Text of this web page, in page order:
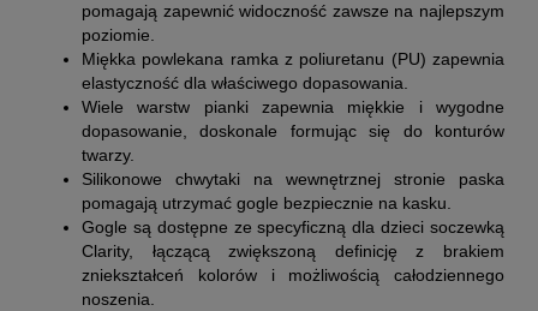
pomagają zapewnić widoczność zawsze na najlepszym
poziomie.
Miękka powlekana ramka z poliuretanu (PU) zapewnia
elastyczność dla właściwego dopasowania.
Wiele warstw pianki zapewnia miękkie i wygodne
dopasowanie, doskonale formując się do konturów
twarzy.
Silikonowe chwytaki na wewnętrznej stronie paska
pomagają utrzymać gogle bezpiecznie na kasku.
Gogle są dostępne ze specyficzną dla dzieci soczewką
Clarity, łączącą zwiększoną definicję z brakiem
zniekształceń kolorów i możliwością całodziennego
noszenia.